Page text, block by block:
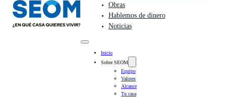
Obras
Hablemos de dinero
Noticias
Inicio
Sobre SEOM
Equipo
Valores
Alcance
Tu casa